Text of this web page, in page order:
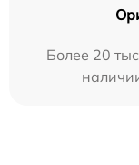
Более 20